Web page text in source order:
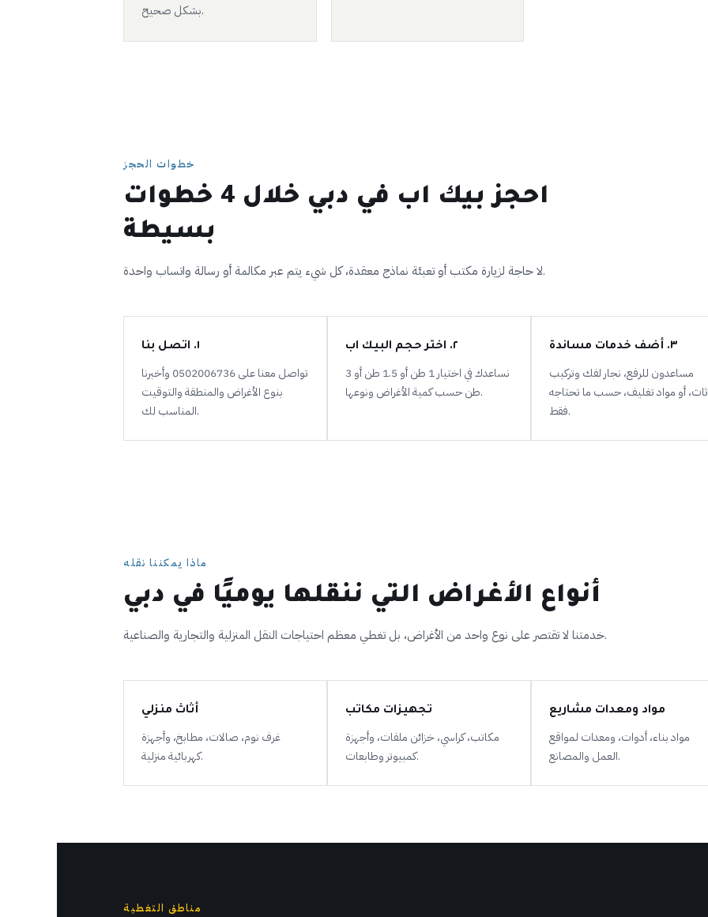
بشكل صحيح.
خطوات الحجز
احجز بيك اب في دبي خلال 4 خطوات
بسيطة
لا حاجة لزيارة مكتب أو تعبئة نماذج معقدة، كل شيء يتم عبر مكالمة أو رسالة واتساب واحدة.
١. اتصل بنا
تواصل معنا على 0502006736 وأخبرنا
بنوع الأغراض والمنطقة والتوقيت
المناسب لك.
٢. اختر حجم البيك اب
نساعدك في اختيار 1 طن أو 1.5 طن أو 3
طن حسب كمية الأغراض ونوعها.
٣. أضف خدمات مساندة
مساعدون للرفع، نجار لفك وتركيب
أو مواد تغليف، حسب ما تحتاجه
فقط.
ماذا يمكننا نقله
أنواع الأغراض التي ننقلها يوميًا في دبي
خدمتنا لا تقتصر على نوع واحد من الأغراض، بل تغطي معظم احتياجات النقل المنزلية والتجارية والصناعية.
أثاث منزلي
غرف نوم، صالات، مطابخ، وأجهزة
كهربائية منزلية.
تجهيزات مكاتب
مكاتب، كراسي، خزائن ملفات، وأجهزة
كمبيوتر وطابعات.
مواد ومعدات مشاريع
مواد بناء، أدوات، ومعدات لمواقع
العمل والمصانع.
مناطق التغطية